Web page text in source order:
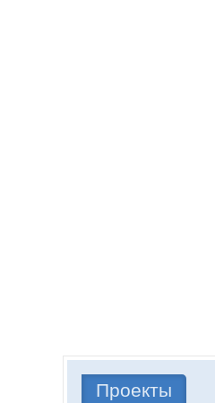
Поиск
НОВОСТИ
Проекты